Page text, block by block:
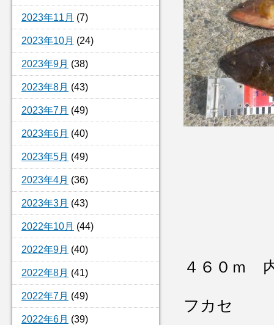
2023年11月 (7)
2023年10月 (24)
2023年9月 (38)
2023年8月 (43)
2023年7月 (49)
2023年6月 (40)
2023年5月 (49)
2023年4月 (36)
2023年3月 (43)
2022年10月 (44)
2022年9月 (40)
2022年8月 (41)
2022年7月 (49)
2022年6月 (39)
４６０ｍ
フカセ